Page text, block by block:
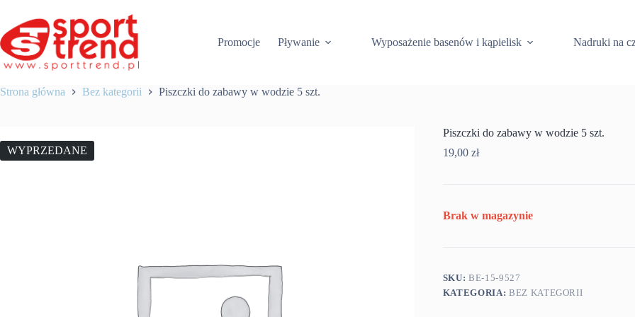
treści
Promocje
Pływanie Wyposażenie basenów i kąpielisk Nadruki na
Strona główna Bez kategorii Piszczki do zabawy w wodzie 5 szt.
WYPRZEDANE
Piszczki do zabawy w wodzie 5 szt.
19,00 zł
Brak w magazynie
SKU:BE-15-9527
KATEGORIA: BEZ KATEGORII